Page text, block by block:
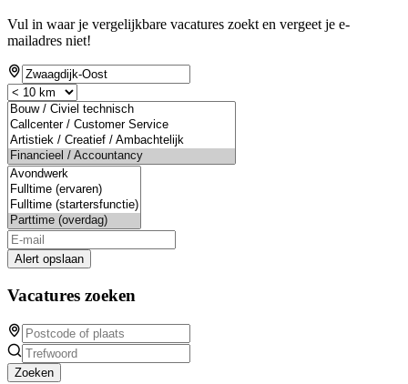
Vul in waar je vergelijkbare vacatures zoekt en vergeet je e-
mailadres niet!
Alert opslaan
Vacatures zoeken
Zoeken